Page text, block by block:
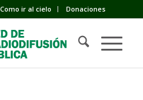
Como ir al cielo Donaciones